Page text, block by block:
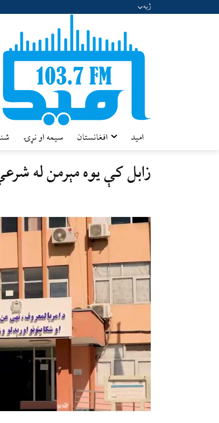
ژبه
امید افغانستان سیمه او نړۍ
زابل کې یوه مېرمن له